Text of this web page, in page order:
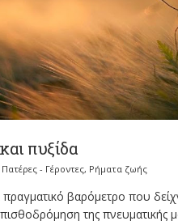
πυξίδα
Πατέρες - Γέροντες, Ρήματα ζωής
βαρόμετρο που
της πνευματικής